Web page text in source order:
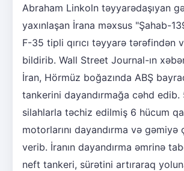
Abraham Linkoln təyyarədaşıyan
yaxınlaşan İrana məxsus "Şahab-
F-35 tipli qırıcı təyyarə tərəfindən
bildirib. Wall Street Journal-ın
İran, Hörmüz boğazında ABŞ
tankerini dayandırmağa cəhd
silahlarla təchiz edilmiş 6 hücum
motorlarını dayandırma və gəmiyə
verib. İranın dayandırma əmrinə
neft tankeri, sürətini artıraraq